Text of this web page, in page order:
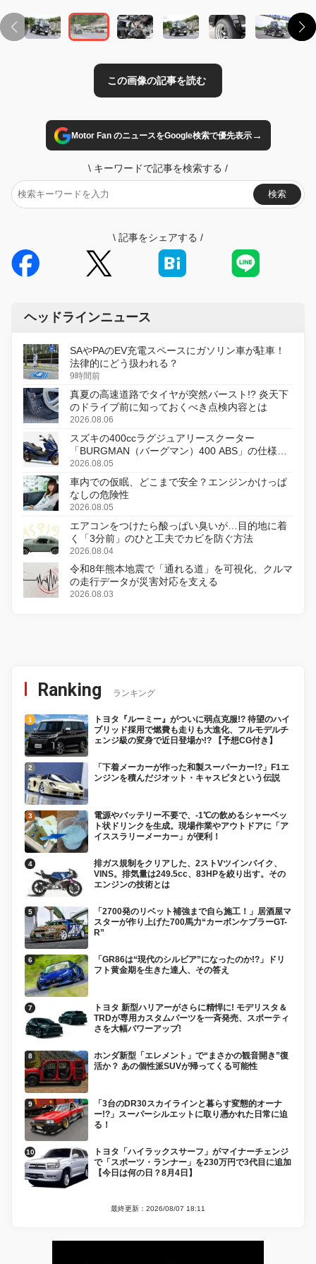
Motor Fan のニュースをGoogle検索で優先表示→
\ キーワードで記事を検索する /
検索
\ 記事をシェアする /
ヘッドラインニュース
SAやPAのEV充電スペースにガソリン車が駐車！
法律的にどう扱われる？
9時間前
真夏の高速道路でタイヤが突然バースト!? 炎天下
のドライブ前に知っておくべき点検内容とは
2026.08.06
スズキの400ccラグジュアリースクーター
「BURGMAN（バーグマン）400 ABS」の仕様を
変更し、8月18日に発売
2026.08.05
車内での仮眠、どこまで安全？エンジンかけっぱ
なしの危険性
2026.08.05
エアコンをつけたら酸っぱい臭いが…目的地に着
く「3分前」のひと工夫でカビを防ぐ方法
2026.08.04
令和8年熊本地震で「通れる道」を可視化、クルマ
の走行データが災害対応を支える
2026.08.03
Ranking ランキング
トヨタ『ルーミー』がついに弱点克服!? 待望のハイ
ブリッド採用で燃費も走りも大進化、フルモデルチ
ェンジ級の変身で近日登場か!? 【予想CG付き】
「下着メーカーが作った和製スーパーカー!?」F1エ
ンジンを積んだジオット・キャスピタという伝説
電源やバッテリー不要で、-1℃の飲めるシャーベッ
ト状ドリンクを生成。現場作業やアウトドアに「ア
イススラリーメーカー」が便利！
排ガス規制をクリアした、2ストVツインバイク、
VINS。排気量は249.5cc、83HPを絞り出す。その
エンジンの技術とは
「2700発のリベット補強まで自ら施工！」居酒屋マ
スターが作り上げた700馬力“カーボンケブラーGT-
R”
「GR86は“現代のシルビア”になったのか!?」ドリ
フト黄金期を生きた達人、その答え
トヨタ 新型ハリアーがさらに精悍に! モデリスタ＆
TRDが専用カスタムパーツを一斉発売、スポーティ
さを大幅パワーアップ!
ホンダ新型「エレメント」で“まさかの観音開き”復
活か？ あの個性派SUVが帰ってくる可能性
「3台のDR30スカイラインと暮らす変態的オーナ
ー!?」スーパーシルエットに取り憑かれた日常に迫
る！
トヨタ「ハイラックスサーフ」がマイナーチェンジ
で「スポーツ・ランナー」を230万円で3代目に追加
【今日は何の日？8月4日】
最終更新：2026/08/07 18:11